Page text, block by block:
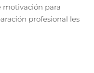
motivación para
profesional les